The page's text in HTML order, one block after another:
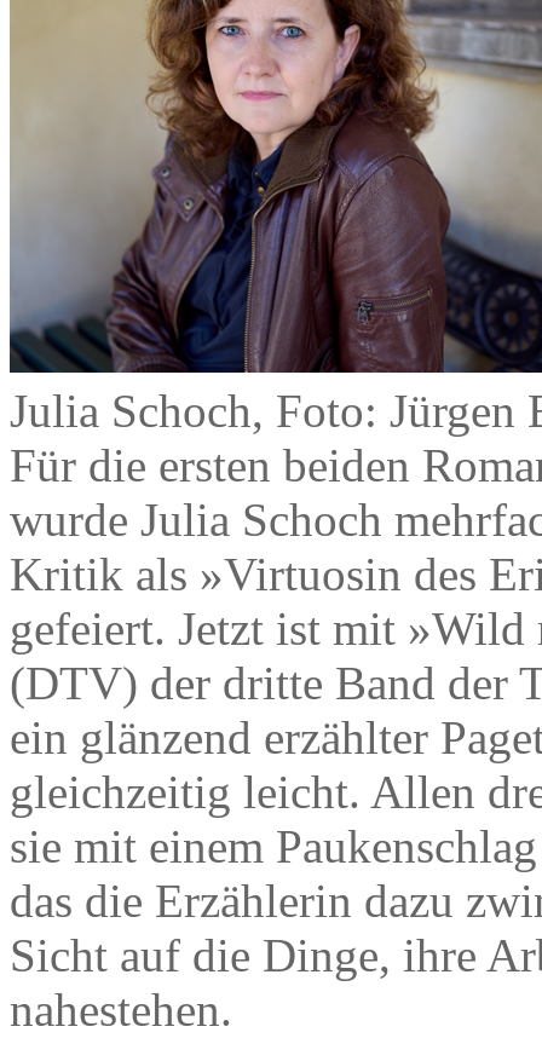
Julia Schoch, Foto: Jürgen
Für die ersten beiden
wurde Julia Schoch
Kritik als »Virtuosin des
gefeiert. Jetzt ist mit
(DTV) der dritte Band der
ein glänzend erzählter
gleichzeitig leicht. Allen
sie mit einem
das die Erzählerin dazu
Sicht auf die Dinge, ihre
nahestehen.